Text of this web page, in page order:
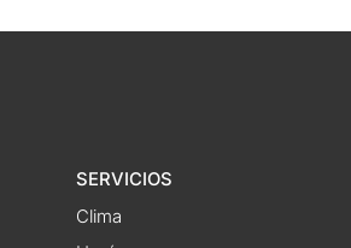
SERVICIOS
Clima